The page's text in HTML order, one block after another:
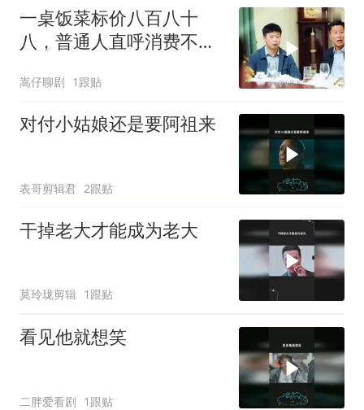
一桌饭菜标价八百八十
八，普通人直呼消费不
嵩仔聊剧 1跟贴
对付小姑娘还是要阿祖来
表哥剪辑君 2跟贴
干掉老大才能成为老大
莫玲珑剪辑 1跟贴
看见他就想笑
二胖爱看剧 1跟贴